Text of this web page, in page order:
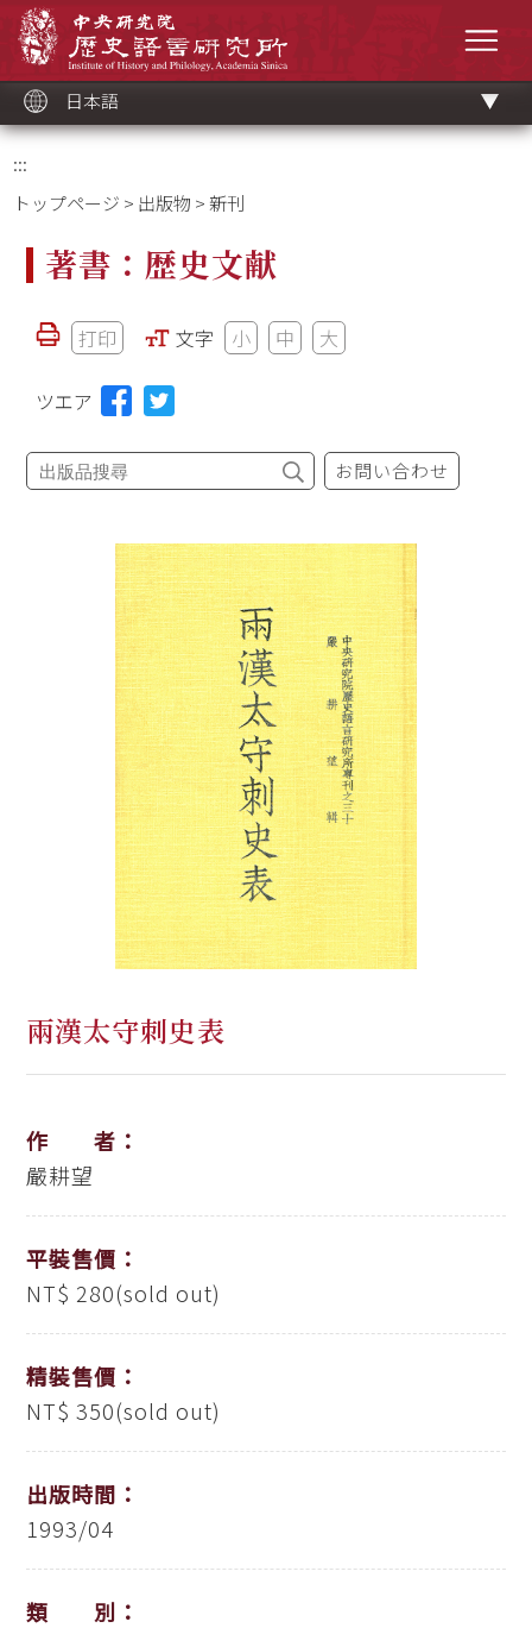
ッ
ク
日本語
:::
トップページ > 出版物 > 新刊
著書：歴史文献
打印 文字 小 中 大
ツエア
お問い合わせ
兩漢太守刺史表
作 者：
嚴耕望
平裝售價：
NT$ 280(sold out)
精裝售價：
NT$ 350(sold out)
出版時間：
1993/04
類 別：